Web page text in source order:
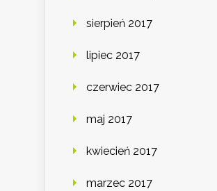
sierpień 2017
lipiec 2017
czerwiec 2017
maj 2017
kwiecień 2017
marzec 2017